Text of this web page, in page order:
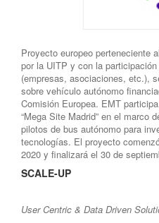
Proyecto europeo perteneciente
por la UITP y con la
(empresas, asociaciones, etc.),
sobre vehículo autónomo
Comisión Europea. EMT
“Mega Site Madrid” en el marco
pilotos de bus autónomo para
tecnologías. El proyecto
2020 y finalizará el 30 de
SCALE-UP
User Centric & Data Driven